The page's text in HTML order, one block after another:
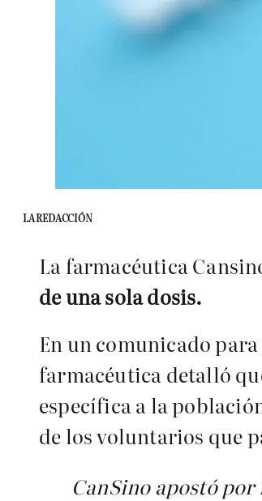
LA REDACCIÓN
La farmacéutica
de una sola dosis.
En un comunicado
farmacéutica detalló
específica a la
de los voluntarios que
CanSino apostó